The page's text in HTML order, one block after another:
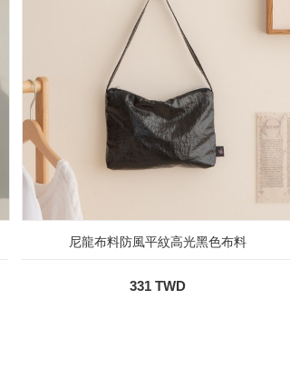
尼龍布料防風平紋高光黑色布料
331 TWD